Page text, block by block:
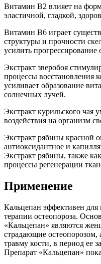
Витамин В2 влияет на
эластичной, гладкой,
Витамин В6 играет
структуры и прочности
усилить прогрессирование
Экстракт зверобоя
процессы восстановления
усиливает образование
солнечных лучей.
Экстракт курильского чая
воздействия на организм
Экстракт рябины красной
антиоксидантное и
Экстракт рябины, также
процессы регенерации
Применение
Кальцепан эффективен
терапии остеопороза.
«Кальцепан» являются
страдающие
травму кости, в период ее
Препарат «Кальцепан»